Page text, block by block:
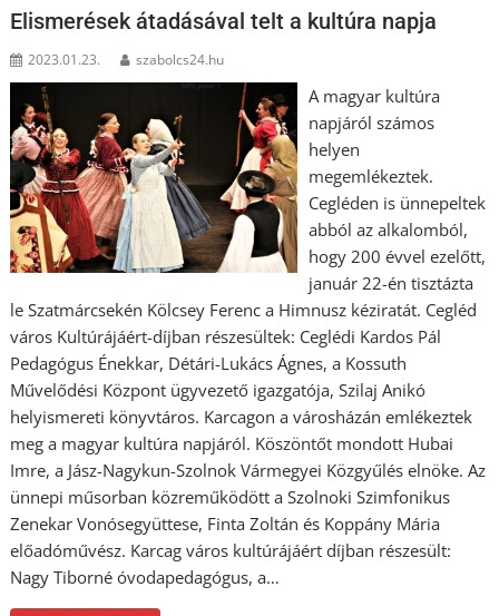
Elismerések átadásával telt a kultúra napja
2023.01.23. szabolcs24.hu
A magyar kultúra
napjáról számos
helyen
megemlékeztek.
Cegléden is ünnepeltek
abból az alkalomból,
hogy 200 évvel ezelőtt,
január 22-én tisztázta
le Szatmárcsekén Kölcsey Ferenc a Himnusz kéziratát. Cegléd
város Kultúrájáért-díjban részesültek: Ceglédi Kardos Pál
Pedagógus Énekkar, Détári-Lukács Ágnes, a Kossuth
Művelődési Központ ügyvezető igazgatója, Szilaj Anikó
helyismereti könyvtáros. Karcagon a városházán emlékeztek
meg a magyar kultúra napjáról. Köszöntőt mondott Hubai
Imre, a Jász-Nagykun-Szolnok Vármegyei Közgyűlés elnöke. Az
ünnepi műsorban közreműködött a Szolnoki Szimfonikus
Zenekar Vonósegyüttese, Finta Zoltán és Koppány Mária
előadóművész. Karcag város kultúrájáért díjban részesült:
Nagy Tiborné óvodapedagógus, a…